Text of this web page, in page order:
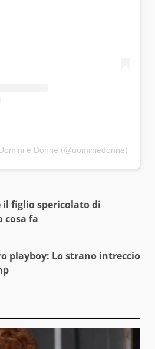
e Donne (@uominiedonne)
il figlio spericolato di
cosa fa
playboy: Lo strano intreccio